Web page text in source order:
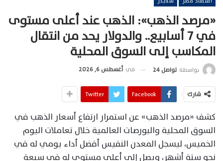
«مرصد الذهب»: الذهب عند أعلى مستوى
في 7 أسابيع.. والدولار يحد من انتقال
المكاسب إلى السوق المحلية
بواسطة تواصل 24 في أغسطس 6, 2026
شارك Facebook
Twitter
كشف «مرصد الذهب» عن استمرار ارتفاع أسعار الذهب في
السوق المحلية والبورصات العالمية خلال تعاملات اليوم
الخميس، ليسجل المعدن النفيس أفضل أداء يومي له في
نحو ستة أشهر، ويصل إلى أعلى مستوى له في سبعة